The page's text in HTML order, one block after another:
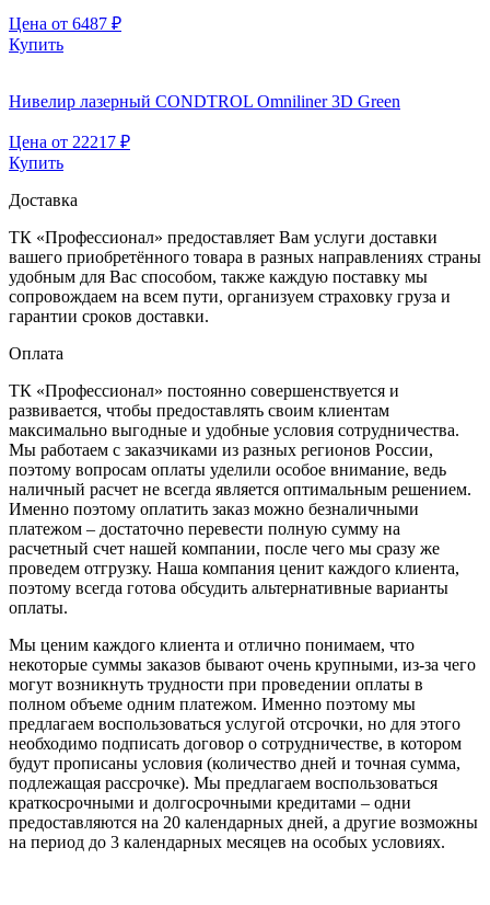
Цена от 6487 ₽
Купить
Нивелир лазерный CONDTROL Omniliner 3D Green
Цена от 22217 ₽
Купить
Доставка
ТК «Профессионал» предоставляет Вам услуги доставки
вашего приобретённого товара в разных направлениях страны
удобным для Вас способом, также каждую поставку мы
сопровождаем на всем пути, организуем страховку груза и
гарантии сроков доставки.
Оплата
ТК «Профессионал» постоянно совершенствуется и
развивается, чтобы предоставлять своим клиентам
максимально выгодные и удобные условия сотрудничества.
Мы работаем с заказчиками из разных регионов России,
поэтому вопросам оплаты уделили особое внимание, ведь
наличный расчет не всегда является оптимальным решением.
Именно поэтому оплатить заказ можно безналичными
платежом – достаточно перевести полную сумму на
расчетный счет нашей компании, после чего мы сразу же
проведем отгрузку. Наша компания ценит каждого клиента,
поэтому всегда готова обсудить альтернативные варианты
оплаты.
Мы ценим каждого клиента и отлично понимаем, что
некоторые суммы заказов бывают очень крупными, из-за чего
могут возникнуть трудности при проведении оплаты в
полном объеме одним платежом. Именно поэтому мы
предлагаем воспользоваться услугой отсрочки, но для этого
необходимо подписать договор о сотрудничестве, в котором
будут прописаны условия (количество дней и точная сумма,
подлежащая рассрочке). Мы предлагаем воспользоваться
краткосрочными и долгосрочными кредитами – одни
предоставляются на 20 календарных дней, а другие возможны
на период до 3 календарных месяцев на особых условиях.